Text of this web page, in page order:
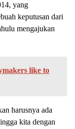
yang
keputusan dari
mengajukan
like to
harusnya ada
kita dengan